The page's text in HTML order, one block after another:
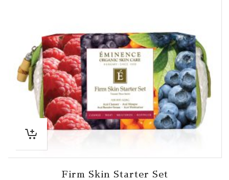
Firm Skin Starter Set